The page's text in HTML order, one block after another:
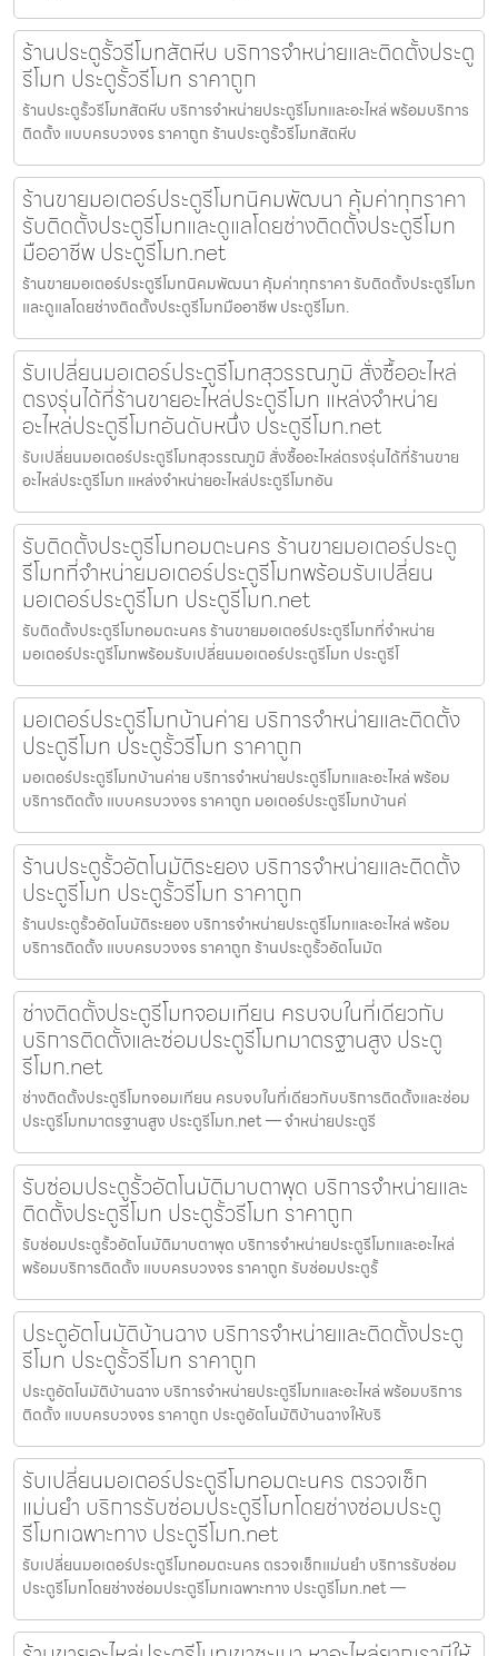
ร้านประตูรั้วรีโมทสัตหีบ บริการจำหน่ายและติดตั้งประตู
รีโมท ประตูรั้วรีโมท ราคาถูก
ร้านประตูรั้วรีโมทสัตหีบ บริการจำหน่ายประตูรีโมทและอะไหล่ พร้อมบริการ
ติดตั้ง แบบครบวงจร ราคาถูก ร้านประตูรั้วรีโมทสัตหีบ
ร้านขายมอเตอร์ประตูรีโมทนิคมพัฒนา คุ้มค่าทุกราคา
รับติดตั้งประตูรีโมทและดูแลโดยช่างติดตั้งประตูรีโมท
มืออาชีพ ประตูรีโมท.net
ร้านขายมอเตอร์ประตูรีโมทนิคมพัฒนา คุ้มค่าทุกราคา รับติดตั้งประตูรีโมท
และดูแลโดยช่างติดตั้งประตูรีโมทมืออาชีพ ประตูรีโมท.
รับเปลี่ยนมอเตอร์ประตูรีโมทสุวรรณภูมิ สั่งซื้ออะไหล่
ตรงรุ่นได้ที่ร้านขายอะไหล่ประตูรีโมท แหล่งจำหน่าย
อะไหล่ประตูรีโมทอันดับหนึ่ง ประตูรีโมท.net
รับเปลี่ยนมอเตอร์ประตูรีโมทสุวรรณภูมิ สั่งซื้ออะไหล่ตรงรุ่นได้ที่ร้านขาย
อะไหล่ประตูรีโมท แหล่งจำหน่ายอะไหล่ประตูรีโมทอัน
รับติดตั้งประตูรีโมทอมตะนคร ร้านขายมอเตอร์ประตู
รีโมทที่จำหน่ายมอเตอร์ประตูรีโมทพร้อมรับเปลี่ยน
มอเตอร์ประตูรีโมท ประตูรีโมท.net
รับติดตั้งประตูรีโมทอมตะนคร ร้านขายมอเตอร์ประตูรีโมทที่จำหน่าย
มอเตอร์ประตูรีโมทพร้อมรับเปลี่ยนมอเตอร์ประตูรีโมท ประตูรีโ
มอเตอร์ประตูรีโมทบ้านค่าย บริการจำหน่ายและติดตั้ง
ประตูรีโมท ประตูรั้วรีโมท ราคาถูก
มอเตอร์ประตูรีโมทบ้านค่าย บริการจำหน่ายประตูรีโมทและอะไหล่ พร้อม
บริการติดตั้ง แบบครบวงจร ราคาถูก มอเตอร์ประตูรีโมทบ้านค่
ร้านประตูรั้วอัตโนมัติระยอง บริการจำหน่ายและติดตั้ง
ประตูรีโมท ประตูรั้วรีโมท ราคาถูก
ร้านประตูรั้วอัตโนมัติระยอง บริการจำหน่ายประตูรีโมทและอะไหล่ พร้อม
บริการติดตั้ง แบบครบวงจร ราคาถูก ร้านประตูรั้วอัตโนมัต
ช่างติดตั้งประตูรีโมทจอมเทียน ครบจบในที่เดียวกับ
บริการติดตั้งและซ่อมประตูรีโมทมาตรฐานสูง ประตู
รีโมท.net
ช่างติดตั้งประตูรีโมทจอมเทียน ครบจบในที่เดียวกับบริการติดตั้งและซ่อม
ประตูรีโมทมาตรฐานสูง ประตูรีโมท.net — จำหน่ายประตูรี
รับซ่อมประตูรั้วอัตโนมัติมาบตาพุด บริการจำหน่ายและ
ติดตั้งประตูรีโมท ประตูรั้วรีโมท ราคาถูก
รับซ่อมประตูรั้วอัตโนมัติมาบตาพุด บริการจำหน่ายประตูรีโมทและอะไหล่
พร้อมบริการติดตั้ง แบบครบวงจร ราคาถูก รับซ่อมประตูรั้
ประตูอัตโนมัติบ้านฉาง บริการจำหน่ายและติดตั้งประตู
รีโมท ประตูรั้วรีโมท ราคาถูก
ประตูอัตโนมัติบ้านฉาง บริการจำหน่ายประตูรีโมทและอะไหล่ พร้อมบริการ
ติดตั้ง แบบครบวงจร ราคาถูก ประตูอัตโนมัติบ้านฉางให้บริ
รับเปลี่ยนมอเตอร์ประตูรีโมทอมตะนคร ตรวจเช็ก
แม่นยำ บริการรับซ่อมประตูรีโมทโดยช่างซ่อมประตู
รีโมทเฉพาะทาง ประตูรีโมท.net
รับเปลี่ยนมอเตอร์ประตูรีโมทอมตะนคร ตรวจเช็กแม่นยำ บริการรับซ่อม
ประตูรีโมทโดยช่างซ่อมประตูรีโมทเฉพาะทาง ประตูรีโมท.net —